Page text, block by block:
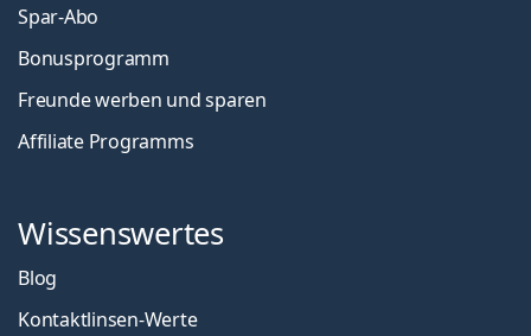
Spar-Abo
Bonusprogramm
Freunde werben und sparen
Affiliate Programms
Wissenswertes
Blog
Kontaktlinsen-Werte